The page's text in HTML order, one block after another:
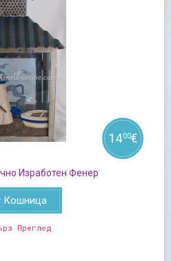
Изработен Фенер
1400€
Кошница
Преглед